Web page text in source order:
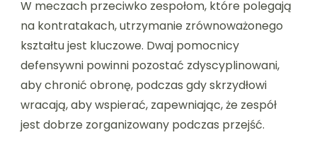
W meczach przeciwko zespołom, które polegają
na kontratakach, utrzymanie zrównoważonego
kształtu jest kluczowe. Dwaj pomocnicy
defensywni powinni pozostać zdyscyplinowani,
aby chronić obronę, podczas gdy skrzydłowi
wracają, aby wspierać, zapewniając, że zespół
jest dobrze zorganizowany podczas przejść.